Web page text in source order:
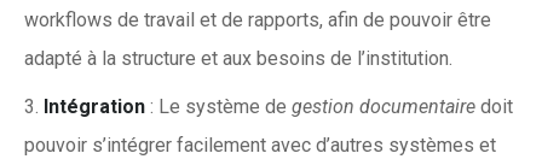
workflows de travail et de rapports, afin de pouvoir être
adapté à la structure et aux besoins de l’institution.
Intégration : Le système de gestion documentaire doit
pouvoir s’intégrer facilement avec d’autres systèmes et